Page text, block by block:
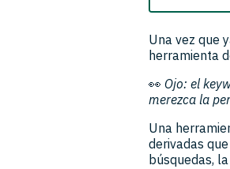
Una vez que
herramienta
👀 Ojo: el
merezca la
Una
derivadas
búsquedas,